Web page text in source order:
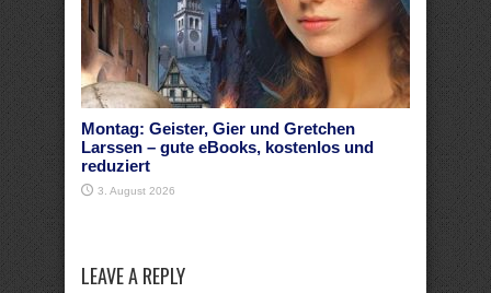
Montag: Geister, Gier und Gretchen
Larssen – gute eBooks, kostenlos und
reduziert
3. August 2026
LEAVE A REPLY